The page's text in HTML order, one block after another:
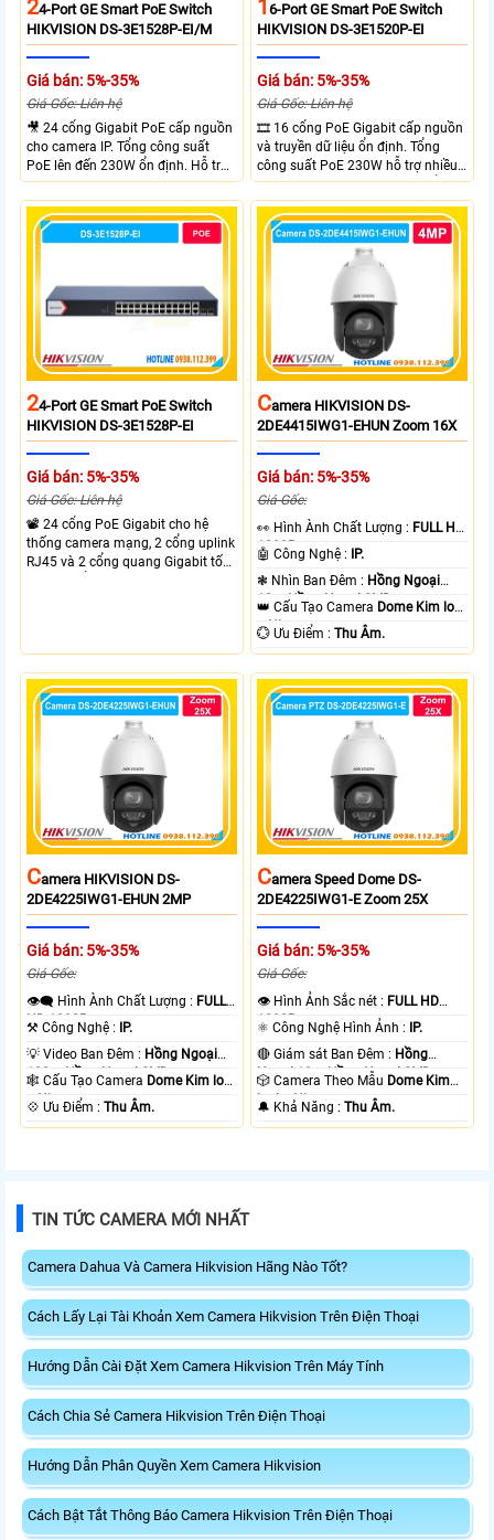
24-Port GE Smart PoE Switch
HIKVISION DS-3E1528P-EI/M
Giá bán: 5%-35%
Giá Gốc: Liên hệ
🎥 24 cổng Gigabit PoE cấp nguồn
cho camera IP. Tổng công suất
PoE lên đến 230W ổn định. Hỗ trợ
truyền PoE xa đến 300 mét. Băng
thông chuyển mạch đạt 68 Gbps
mạnh mẽ.
16-Port GE Smart PoE Switch
HIKVISION DS-3E1520P-EI
Giá bán: 5%-35%
Giá Gốc: Liên hệ
🎞 16 cổng PoE Gigabit cấp nguồn
và truyền dữ liệu ổn định. Tổng
công suất PoE 230W hỗ trợ nhiều
thiết bị cùng lúc. Tốc độ chuyển
mạch 68Gbps đảm bảo hiệu suất
cao ổn định. Hỗ trợ truyền PoE xa
lên đến 300m cho hệ thống
24-Port GE Smart PoE Switch
HIKVISION DS-3E1528P-EI
Giá bán: 5%-35%
Giá Gốc: Liên hệ
📽 24 cổng PoE Gigabit cho hệ
thống camera mạng, 2 cổng uplink
RJ45 và 2 cổng quang Gigabit tốc
CAmera HIKVISION DS-
2DE4415IWG1-EHUN Zoom 16X
Giá bán: 5%-35%
Giá Gốc:
️👀 Hình Ành Chất Lượng : FULL HD
1080P .
🤖️ Công Nghệ :
IP.
❃ Nhìn Ban Đêm : Hồng Ngoại
10m Hồng Ngoại SMD.
👑 Cấu Tạo Camera Dome Kim loại
+ Nhựa.
️💮 Ưu Điểm :Thu Âm.
CAmera HIKVISION DS-
2DE4225IWG1-EHUN 2MP
Giá bán: 5%-35%
Giá Gốc:
👁️‍🗨 Hình Ành Chất Lượng : FULL
HD 1080P .
⚒ Công Nghệ :
IP.
💡 Video Ban Đêm : Hồng Ngoại
100m Hồng Ngoại SMD.
🕸️ Cấu Tạo Camera Dome Kim loại
+ Nhựa.
️💠 Ưu Điểm :Thu Âm.
CAmera Speed Dome DS-
2DE4225IWG1-E Zoom 25X
Giá bán: 5%-35%
Giá Gốc:
👁 Hình Ảnh Sắc nét : FULL HD
1080P .
⚛️ Công Nghệ Hình Ảnh :
IP.
🔴 Giám sát Ban Đêm : Hồng
Ngoại 10m Hồng Ngoại SMD.
🎲 Camera Theo Mẫu Dome Kim
loại + Nhựa.
️🔔 Khả Năng :Thu Âm.
TIN TỨC CAMERA MỚI NHẤT
Camera Dahua Và Camera Hikvision Hãng Nào Tốt?
Cách Lấy Lại Tài Khoản Xem Camera Hikvision Trên Điện Thoại
Hướng Dẫn Cài Đặt Xem Camera Hikvision Trên Máy Tính
Cách Chia Sẻ Camera Hikvision Trên Điện Thoại
Hướng Dẫn Phân Quyền Xem Camera Hikvision
Cách Bật Tắt Thông Báo Camera Hikvision Trên Điện Thoại